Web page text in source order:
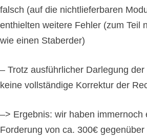
falsch (auf die nichtlieferbaren
enthielten weitere Fehler (zum Teil
wie einen Staberder)
– Trotz ausführlicher Darlegung
keine vollständige Korrektur der
–> Ergebnis: wir haben immernoch
Forderung von ca. 300€